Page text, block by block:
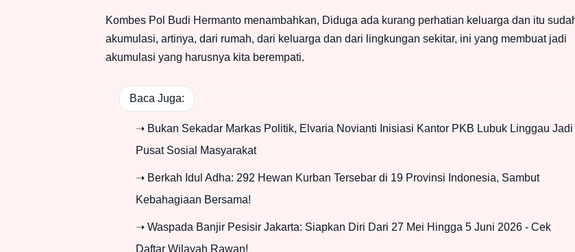
Kombes Pol Budi Hermanto menambahkan, Diduga ada kurang perhatian keluarga dan itu
akumulasi, artinya, dari rumah, dari keluarga dan dari lingkungan sekitar, ini yang membuat jadi
akumulasi yang harusnya kita berempati.
Baca Juga:
➝ Bukan Sekadar Markas Politik, Elvaria Novianti Inisiasi Kantor PKB Lubuk Linggau Jadi
Pusat Sosial Masyarakat
➝ Berkah Idul Adha: 292 Hewan Kurban Tersebar di 19 Provinsi Indonesia, Sambut
Kebahagiaan Bersama!
➝ Waspada Banjir Pesisir Jakarta: Siapkan Diri Dari 27 Mei Hingga 5 Juni 2026 - Cek
Daftar Wilayah Rawan!